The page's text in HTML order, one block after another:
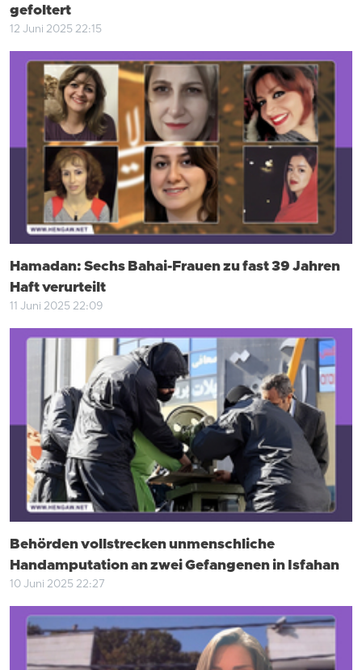
gefoltert
12 Juni 2025 22:15
Hamadan: Sechs Bahai-Frauen zu fast 39 Jahren
Haft verurteilt
11 Juni 2025 22:09
Behörden vollstrecken unmenschliche
Handamputation an zwei Gefangenen in Isfahan
10 Juni 2025 22:27